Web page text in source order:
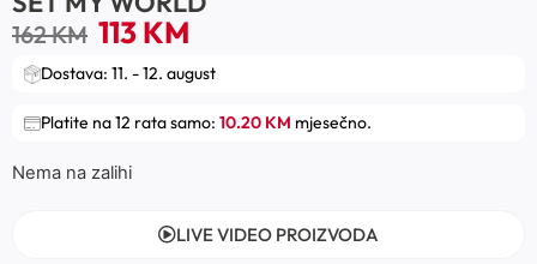
162KM 113KM
Dostava: 11. - 12. august
Platite na 12 rata samo: 10.20 KM mjesečno.
Nema na zalihi
LIVE VIDEO PROIZVODA